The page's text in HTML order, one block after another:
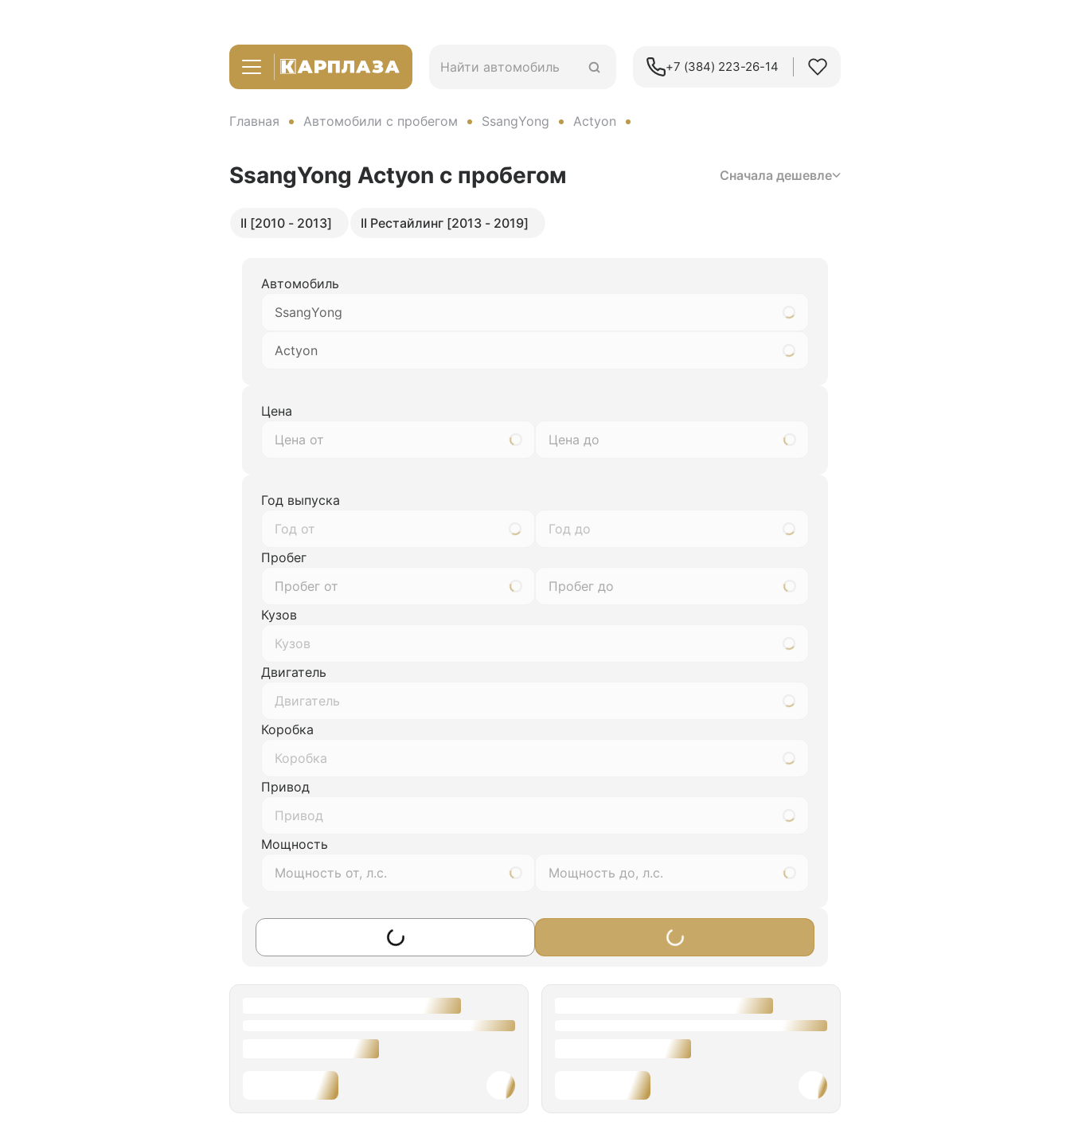
+7 (384) 223-26-14‬
Главная Автомобили с пробегом SsangYong Actyon
SsangYong Actyon с пробегом Сначала дешевле
II [2010 - 2013] II Рестайлинг [2013 - 2019]
Автомобиль
SsangYong
Actyon
Цена
Год выпуска
Год от
Год до
Пробег
Кузов
Кузов
Двигатель
Двигатель
Коробка
Коробка
Привод
Привод
Мощность